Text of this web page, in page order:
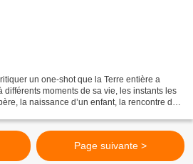
un one-shot que la Terre entière a
moments de sa vie, les instants les
la naissance d’un enfant, la rencontre de
Page suivante >